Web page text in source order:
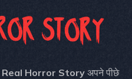
Real Horror Story अपने पीछे